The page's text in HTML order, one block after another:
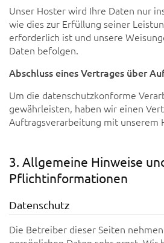
Unser Hoster wird Ihre Daten nur
wie dies zur Erfüllung seiner
erforderlich ist und unsere
Daten befolgen.
Abschluss eines Vertrages über
Um die datenschutzkonforme
gewährleisten, haben wir einen
Auftragsverarbeitung mit unserem
3. Allgemeine Hinweise
Pflichtinformationen
Datenschutz
Die Betreiber dieser Seiten